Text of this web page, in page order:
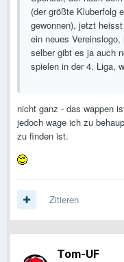
(der größte Kluberfolg
gewonnen), jetzt
ein neues
selber gibt es ja auch
spielen in der 4. Liga,
nicht ganz - das wappen
jedoch wage ich zu
zu finden ist.
Zitieren
Tom-UF